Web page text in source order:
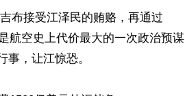
布接受江泽民的贿赂，再通过
航空史上代价最大的一次政治预谋
，让江惊恐。